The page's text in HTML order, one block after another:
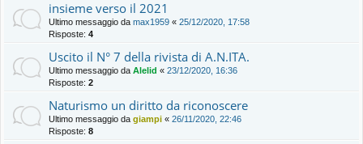
insieme verso il 2021
Ultimo messaggio da max1959 « 25/12/2020, 17:58
Risposte: 4
Uscito il N° 7 della rivista di A.N.ITA.
Ultimo messaggio da Alelid « 23/12/2020, 16:36
Risposte: 2
Naturismo un diritto da riconoscere
Ultimo messaggio da giampi « 26/11/2020, 22:46
Risposte: 8